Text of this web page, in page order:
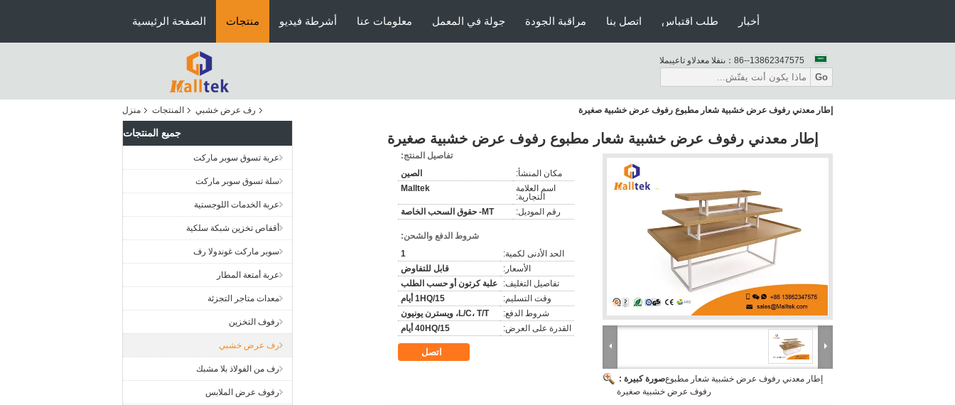
الصفحة الرئيسية منتجات أشرطة فيديو معلومات عنا جولة في المعمل مراقبة الجودة اتصل بنا طلب اقتباس أخبار
المبيعات والدعم الفنى： 86--13862347575
Go
منزل المنتجات رف عرض خشبي إطار معدني رفوف عرض خشبية شعار مطبوع رفوف عرض خشبية صغيرة
جميع المنتجات
عربة تسوق سوبر ماركت
سلة تسوق سوبر ماركت
عربة الخدمات اللوجستية
أقفاص تخزين شبكة سلكية
سوبر ماركت غوندولا رف
عربة أمتعة المطار
معدات متاجر التجزئة
رفوف التخزين
رف عرض خشبي
رف من الفولاذ بلا مشبك
رفوف عرض الملابس
إطار معدني رفوف عرض خشبية شعار مطبوع رفوف عرض خشبية صغيرة
صورة كبيرة :إطار معدني رفوف عرض خشبية شعار مطبوع
رفوف عرض خشبية صغيرة
تفاصيل المنتج:
مكان المنشأ:
الصين
اسم العلامة
التجارية:
Malltek
رقم الموديل: MT- حقوق السحب الخاصة
شروط الدفع والشحن:
الحد الأدنى لكمية:
1
الأسعار:
قابل للتفاوض
تفاصيل التغليف:
علبة كرتون أو حسب الطلب
وقت التسليم:
1HQ/15 أيام
شروط الدفع:
L/C، T/T، ويسترن يونيون
القدرة على العرض:
40HQ/15 أيام
اتصل